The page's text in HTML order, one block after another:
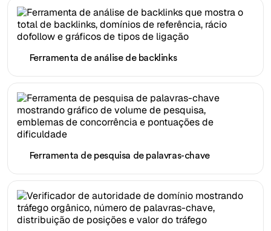
Ferramenta de análise de backlinks
Ferramenta de pesquisa de palavras-chave